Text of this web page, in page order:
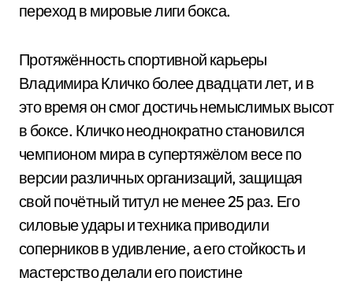
переход в мировые лиги бокса.
Протяжённость спортивной карьеры
Владимира Кличко более двадцати лет, и в
это время он смог достичь немыслимых высот
в боксе. Кличко неоднократно становился
чемпионом мира в супертяжёлом весе по
версии различных организаций, защищая
свой почётный титул не менее 25 раз. Его
силовые удары и техника приводили
соперников в удивление, а его стойкость и
мастерство делали его поистине